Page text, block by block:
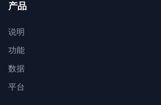
产品
说明
功能
数据
平台